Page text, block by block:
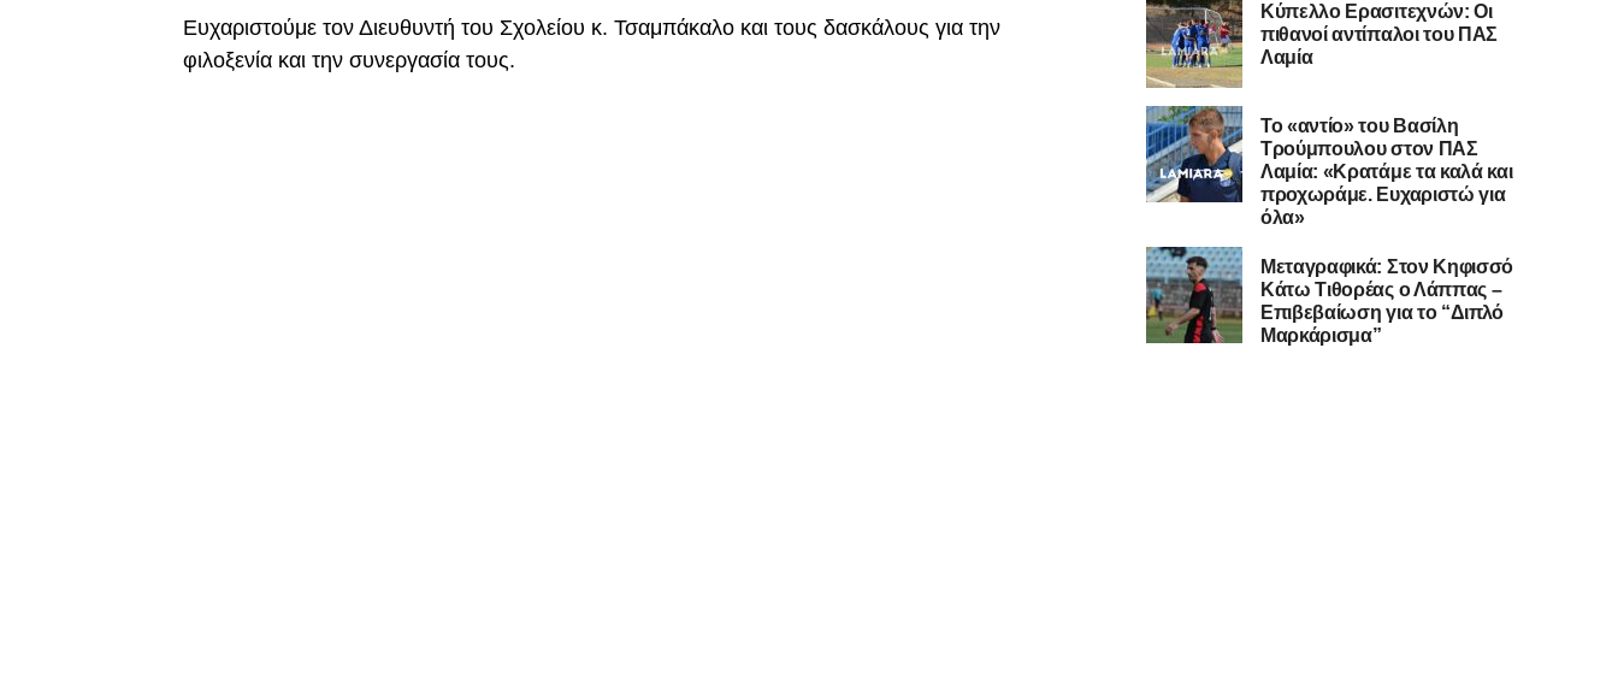
Ευχαριστούμε τον Διευθυντή του Σχολείου κ. Τσαμπάκαλο και τους δασκάλους για την
φιλοξενία και την συνεργασία τους.
Κύπελλο Ερασιτεχνών: Οι
πιθανοί αντίπαλοι του ΠΑΣ
Λαμία
Το «αντίο» του Βασίλη
Τρούμπουλου στον ΠΑΣ
Λαμία: «Κρατάμε τα καλά και
προχωράμε. Ευχαριστώ για
όλα»
Μεταγραφικά: Στον Κηφισσό
Κάτω Τιθορέας ο Λάππας –
Επιβεβαίωση για το “Διπλό
Μαρκάρισμα”